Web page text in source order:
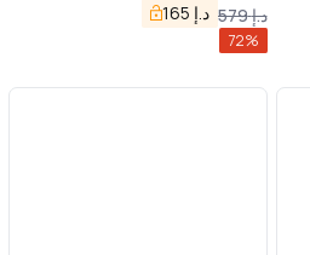
د.إ579 د.إ 165
72%